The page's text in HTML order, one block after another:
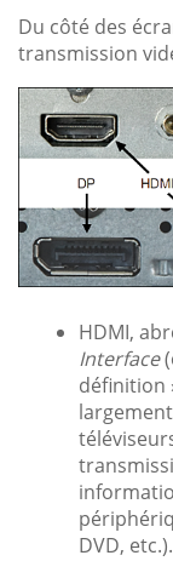
Du côté des
transmission
HDMI,
Interface
définition
DVD, etc.).